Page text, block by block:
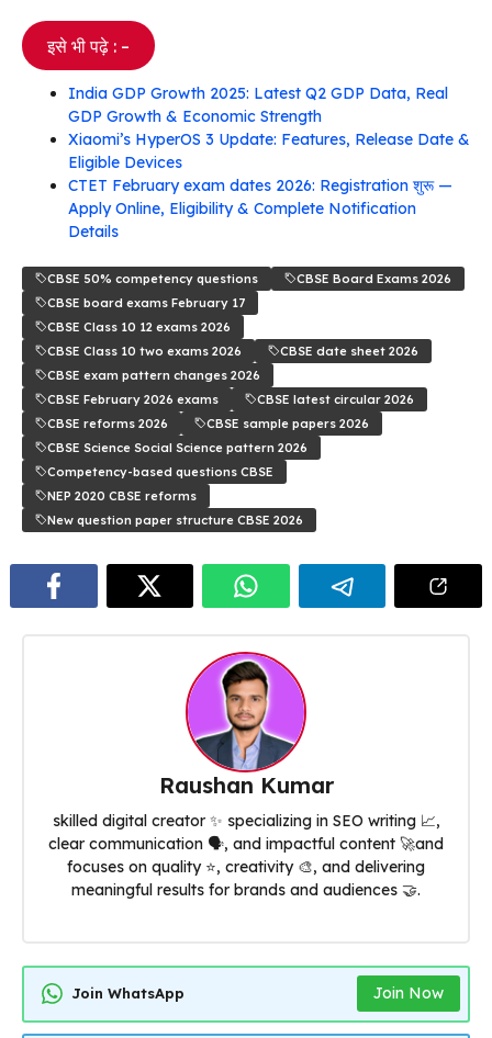
इसे भी पढ़े : –
India GDP Growth 2025: Latest Q2 GDP Data, Real
GDP Growth & Economic Strength
Xiaomi’s HyperOS 3 Update: Features, Release Date &
Eligible Devices
CTET February exam dates 2026: Registration शुरू —
Apply Online, Eligibility & Complete Notification
Details
CBSE 50% competency questions
CBSE Board Exams 2026
CBSE board exams February 17
CBSE Class 10 12 exams 2026
CBSE Class 10 two exams 2026
CBSE date sheet 2026
CBSE exam pattern changes 2026
CBSE February 2026 exams
CBSE latest circular 2026
CBSE reforms 2026
CBSE sample papers 2026
CBSE Science Social Science pattern 2026
Competency-based questions CBSE
NEP 2020 CBSE reforms
New question paper structure CBSE 2026
Raushan Kumar
skilled digital creator ✨ specializing in SEO writing 📈,
clear communication 🗣️, and impactful content 🚀and
focuses on quality ⭐, creativity 🎨, and delivering
meaningful results for brands and audiences 🤝.
Join WhatsApp Join Now